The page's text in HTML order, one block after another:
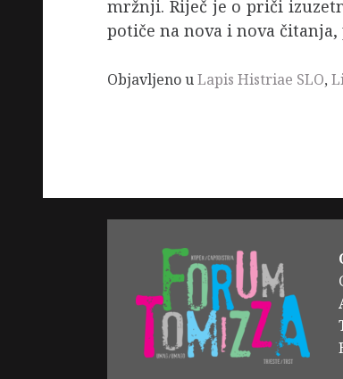
mržnji. Riječ je o priči
potiče na nova i nova
Objavljeno uLapis Histriae SLO,